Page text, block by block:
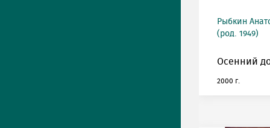
Рыбкин
(род. 1949)
Осенний
2000 г.